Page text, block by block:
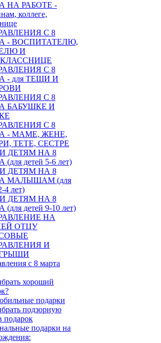
НА РАБОТЕ -
коллеге,
С 8
- ВОСПИТАТЕЛЮ,
И
С 8
- для ТЕЩИ И
С 8
БАБУШКЕ И
С 8
- МАМЕ, ЖЕНЕ,
ТЕТЕ, СЕСТРЕ
ДЕТЯМ НА 8
детей 5-6 лет)
ДЕТЯМ НА 8
МАЛЫШАМ (для
4 лет)
ДЕТЯМ НА 8
детей 9-10 лет)
НА
ОТЦУ
И
с 8 марта
хороший
подарки
подзорную
подарок
подарки на